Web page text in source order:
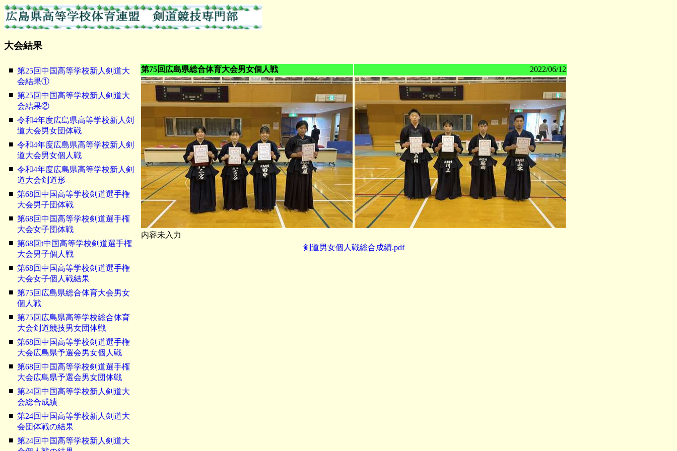
大会結果
■ 第25回中国高等学校新人剣道大
会結果①
■ 第25回中国高等学校新人剣道大
会結果②
■ 令和4年度広島県高等学校新人剣
道大会男女団体戦
■ 令和4年度広島県高等学校新人剣
道大会男女個人戦
■ 令和4年度広島県高等学校新人剣
道大会剣道形
■ 第68回中国高等学校剣道選手権
大会男子団体戦
■ 第68回中国高等学校剣道選手権
大会女子団体戦
■ 第68回t中国高等学校剣道選手権
大会男子個人戦
■ 第68回中国高等学校剣道選手権
大会女子個人戦結果
■ 第75回広島県総合体育大会男女
個人戦
■ 第75回広島県高等学校総合体育
大会剣道競技男女団体戦
■ 第68回中国高等学校剣道選手権
大会広島県予選会男女個人戦
■ 第68回中国高等学校剣道選手権
大会広島県予選会男女団体戦
■ 第24回中国高等学校新人剣道大
会総合成績
■ 第24回中国高等学校新人剣道大
会団体戦の結果
■ 第24回中国高等学校新人剣道大
第75回広島県総合体育大会男女個人戦 2022/06/12
内容未入力
剣道男女個人戦総合成績.pdf